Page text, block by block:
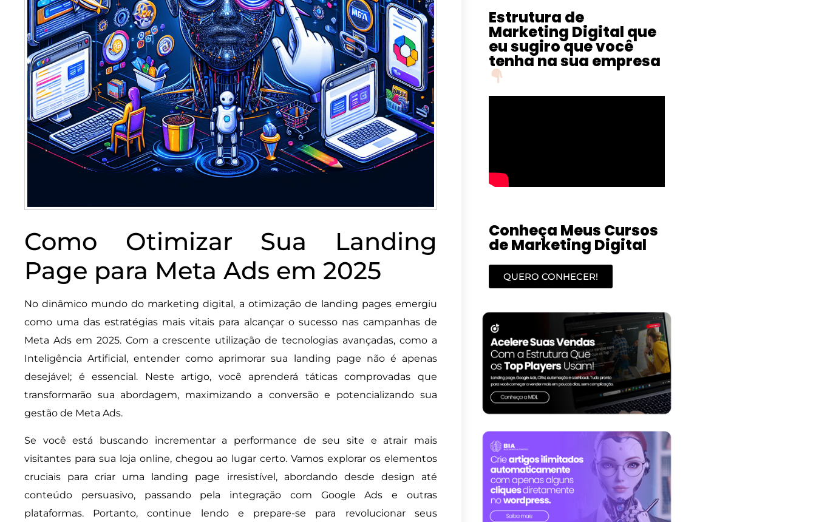
Como Otimizar Sua Landing
Page para Meta Ads em 2025
No dinâmico mundo do marketing digital, a otimização de landing pages emergiu
como uma das estratégias mais vitais para alcançar o sucesso nas campanhas de
Meta Ads em 2025. Com a crescente utilização de tecnologias avançadas, como a
Inteligência Artificial, entender como aprimorar sua landing page não é apenas
desejável; é essencial. Neste artigo, você aprenderá táticas comprovadas que
transformarão sua abordagem, maximizando a conversão e potencializando sua
gestão de Meta Ads.
Se você está buscando incrementar a performance de seu site e atrair mais
visitantes para sua loja online, chegou ao lugar certo. Vamos explorar os elementos
cruciais para criar uma landing page irresistível, abordando desde design até
conteúdo persuasivo, passando pela integração com Google Ads e outras
plataformas. Portanto, continue lendo e prepare-se para revolucionar seus
Estrutura de
Marketing Digital que
eu sugiro que você
tenha na sua empresa
Conheça Meus Cursos
de Marketing Digital
QUERO CONHECER!